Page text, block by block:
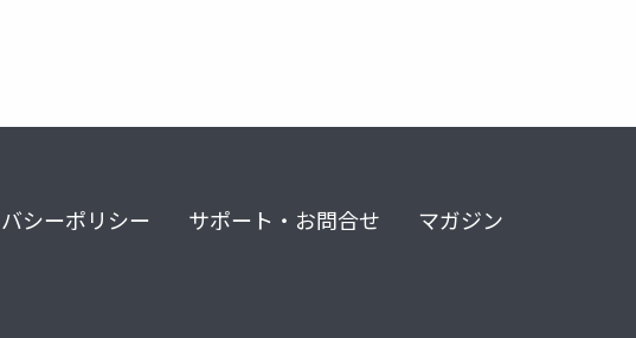
シーポリシー サポート・お問合せ マガジン